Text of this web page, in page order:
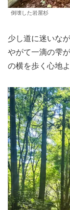
倒壊した岩屋杉
少し道に迷いな
やがて一滴の雫
の横を歩く心地